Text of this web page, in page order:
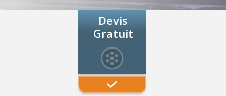
Devis
Gratuit